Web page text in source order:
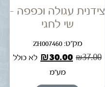
צידנית עגולה וכפפה –
שי לחגי
מק"ט: ZH007460
₪37.00
₪30.00
לא כולל
מע"מ